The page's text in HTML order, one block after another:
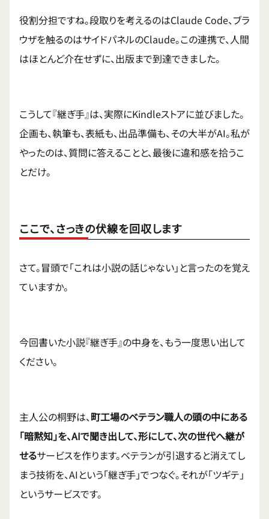
役割分担ですね。段取りを考えるのはClaude Code、ブラ
ウザを触るのはサイドパネルのClaude。この連携で、人間
はほとんど介在せずに、出版まで到達できました。
こうして『継ぎ手』は、実際にKindleストアに並びました。
企画も、執筆も、表紙も、出品準備も、その大半がAI。私が
やったのは、質問に答えることと、最後に違和感を拾うこ
とだけ。
ここで、さっきの伏線を回収します
さて。冒頭で「これは小説の話じゃない」と言ったのを覚え
ていますか。
今回書いた小説『継ぎ手』の中身を、もう一度思い出して
ください。
主人公の桐野は、町工場のベテラン職人の頭の中にある
「暗黙知」を、AIで聞き出して、形にして、次の世代へ継が
せるサービスを作ります。ベテランが引退すると消えてし
まう技術を、AIという「継ぎ手」でつなぐ。それが「ツギテ」
というサービスです。